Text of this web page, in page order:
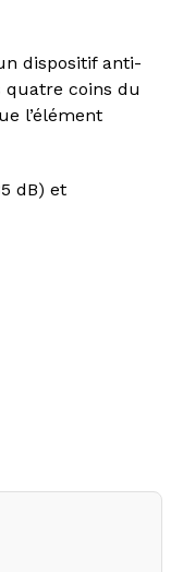
dispositif anti-
quatre coins du
l’élément
dB) et